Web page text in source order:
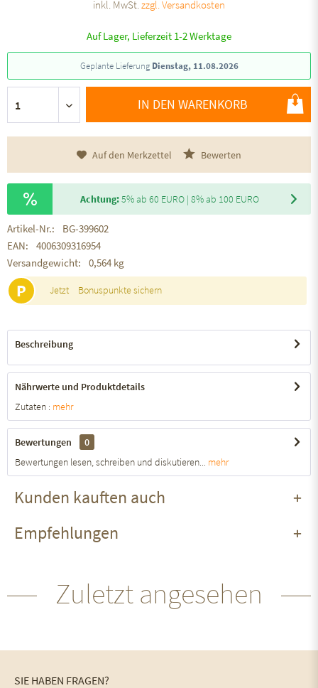
inkl. MwSt.zzgl. Versandkosten
Auf Lager, Lieferzeit 1-2 Werktage
Geplante Lieferung Dienstag, 11.08.2026
IN DEN WARENKORB
Auf den Merkzettel Bewerten
Achtung:5% ab 60 EURO | 8% ab 100 EURO
Artikel-Nr.:
BG-399602
EAN:
4006309316954
Versandgewicht:
0,564 kg
P Jetzt Bonuspunkte sichern
Beschreibung
Nährwerte und Produktdetails
Zutaten : mehr
Bewertungen
0
Bewertungen lesen, schreiben und diskutieren... mehr
Kunden kauften auch
Empfehlungen
Zuletzt angesehen
SIE HABEN FRAGEN?